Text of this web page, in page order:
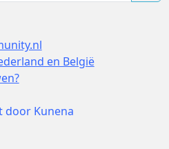
en België
door Kunena